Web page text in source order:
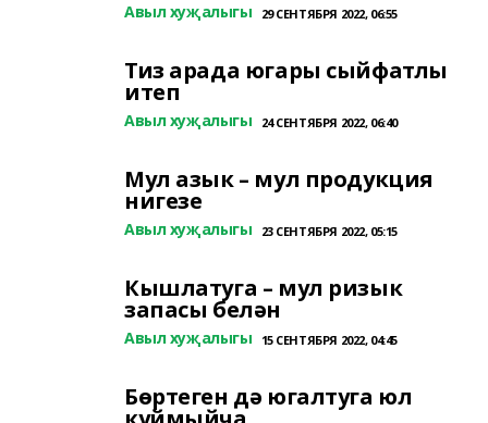
Авыл хуҗалыгы 29 СЕНТЯБРЯ 2022, 06:55
Тиз арада югары сыйфатлы
итеп
Авыл хуҗалыгы 24 СЕНТЯБРЯ 2022, 06:40
Мул азык – мул продукция
нигезе
Авыл хуҗалыгы 23 СЕНТЯБРЯ 2022, 05:15
Кышлатуга – мул ризык
запасы белән
Авыл хуҗалыгы 15 СЕНТЯБРЯ 2022, 04:45
Бөртеген дә югалтуга юл